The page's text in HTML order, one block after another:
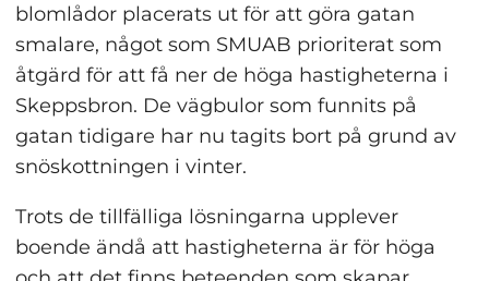
blomlådor placerats ut för att göra gatan
smalare, något som SMUAB prioriterat som
åtgärd för att få ner de höga hastigheterna i
Skeppsbron. De vägbulor som funnits på
gatan tidigare har nu tagits bort på grund av
snöskottningen i vinter.
Trots de tillfälliga lösningarna upplever
boende ändå att hastigheterna är för höga